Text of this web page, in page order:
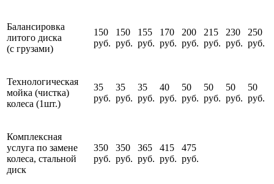
Балансировка
литого диска
(с грузами)
150
руб.
150
руб.
155
руб.
170
руб.
200
руб.
215
руб.
230
руб.
250
руб.
Технологическая
мойка (чистка)
колеса (1шт.)
35
руб.
35
руб.
35
руб.
40
руб.
50
руб.
50
руб.
50
руб.
50
руб.
Комплексная
услуга по замене
колеса, стальной
диск
350
руб.
350
руб.
365
руб.
415
руб.
475
руб.